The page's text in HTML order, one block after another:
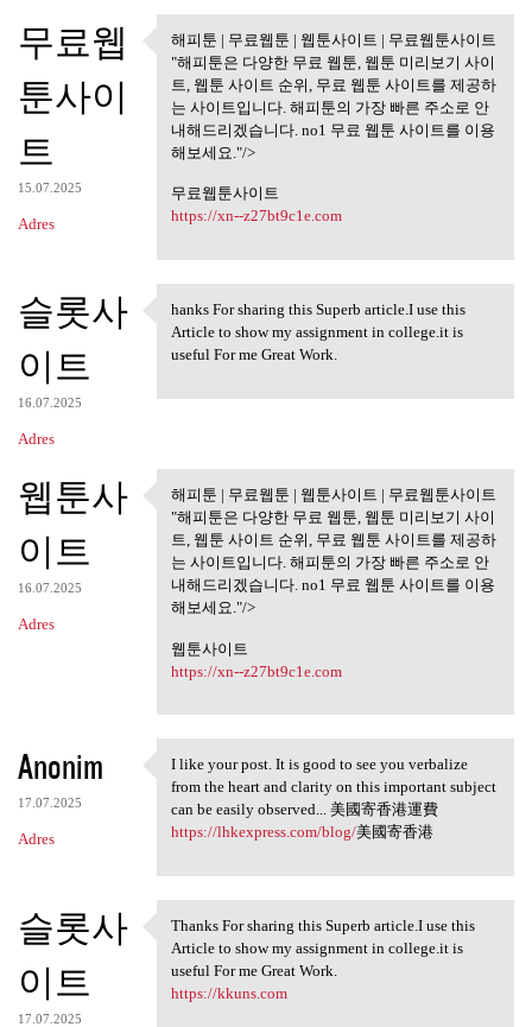
무료웹
툰사이
트
15.07.2025
Adres
해피툰 | 무료웹툰 | 웹툰사이트 |
무료웹툰사이트
해피툰 | 무료웹툰 | 웹툰사이트 | 무료웹툰사이트
"해피툰은 다양한 무료 웹툰, 웹툰 미리보기 사이
트, 웹툰 사이트 순위, 무료 웹툰 사이트를 제공하
는 사이트입니다. 해피툰의 가장 빠른 주소로 안
내해드리겠습니다. no1 무료 웹툰 사이트를 이용
해보세요."/>
무료웹툰사이트
https://xn--z27bt9c1e.com
슬롯사
이트
16.07.2025
Adres
hanks For sharing this Superb
hanks For sharing this Superb article.I use this
Article to show my assignment in college.it is
useful For me Great Work.
웹툰사
이트
16.07.2025
Adres
해피툰 | 무료웹툰 | 웹툰사이트 |
무료웹툰사이트
해피툰 | 무료웹툰 | 웹툰사이트 | 무료웹툰사이트
"해피툰은 다양한 무료 웹툰, 웹툰 미리보기 사이
트, 웹툰 사이트 순위, 무료 웹툰 사이트를 제공하
는 사이트입니다. 해피툰의 가장 빠른 주소로 안
내해드리겠습니다. no1 무료 웹툰 사이트를 이용
해보세요."/>
웹툰사이트
https://xn--z27bt9c1e.com
Anonim
17.07.2025
Adres
I like your post. It is good
I like your post. It is good to see you verbalize
from the heart and clarity on this important subject
can be easily observed... 美國寄香港運費
https://lhkexpress.com/blog/美國寄香港
슬롯사
이트
17.07.2025
Thanks For sharing this
Thanks For sharing this Superb article.I use this
Article to show my assignment in college.it is
useful For me Great Work.
https://kkuns.com